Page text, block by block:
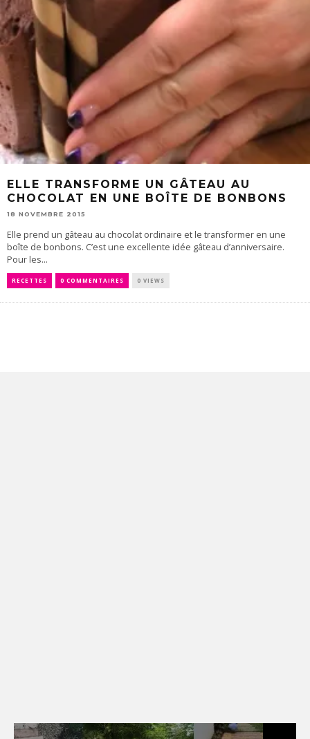
ELLE TRANSFORME UN GÂTEAU AU
CHOCOLAT EN UNE BOÎTE DE BONBONS
18 NOVEMBRE 2015
Elle prend un gâteau au chocolat ordinaire et le transformer en une
boîte de bonbons. C’est une excellente idée gâteau d’anniversaire.
Pour les...
RECETTES 0 COMMENTAIRES 0 VIEWS